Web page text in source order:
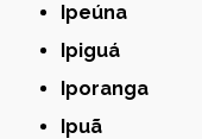
Ipeúna
Ipiguá
Iporanga
Ipuã